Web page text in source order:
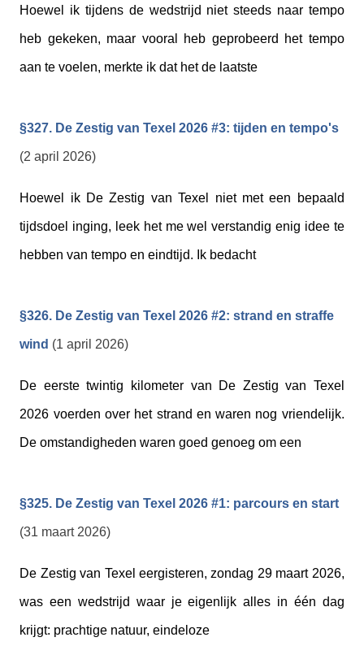
Hoewel ik tijdens de wedstrijd niet steeds naar tempo
heb gekeken, maar vooral heb geprobeerd het tempo
aan te voelen, merkte ik dat het de laatste
§327. De Zestig van Texel 2026 #3: tijden en tempo's
(2 april 2026)
Hoewel ik De Zestig van Texel niet met een bepaald
tijdsdoel inging, leek het me wel verstandig enig idee te
hebben van tempo en eindtijd. Ik bedacht
§326. De Zestig van Texel 2026 #2: strand en straffe
wind (1 april 2026)
De eerste twintig kilometer van De Zestig van Texel
2026 voerden over het strand en waren nog vriendelijk.
De omstandigheden waren goed genoeg om een
§325. De Zestig van Texel 2026 #1: parcours en start
(31 maart 2026)
De Zestig van Texel eergisteren, zondag 29 maart 2026,
was een wedstrijd waar je eigenlijk alles in één dag
krijgt: prachtige natuur, eindeloze